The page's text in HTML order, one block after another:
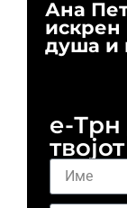
Ана
искрен
душа и
е-Трн